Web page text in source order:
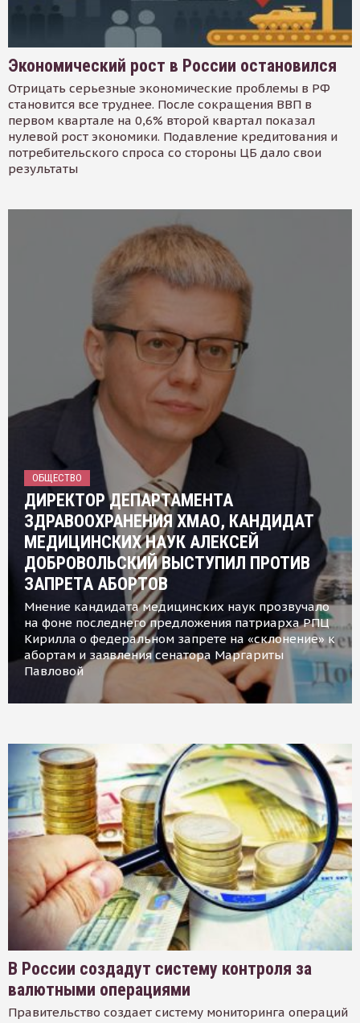
Экономический рост в России остановился
Отрицать серьезные экономические проблемы в РФ
становится все труднее. После сокращения ВВП в
первом квартале на 0,6% второй квартал показал
нулевой рост экономики. Подавление кредитования и
потребительского спроса со стороны ЦБ дало свои
результаты
ОБЩЕСТВО
ДИРЕКТОР ДЕПАРТАМЕНТА
ЗДРАВООХРАНЕНИЯ ХМАО, КАНДИДАТ
МЕДИЦИНСКИХ НАУК АЛЕКСЕЙ
ДОБРОВОЛЬСКИЙ ВЫСТУПИЛ ПРОТИВ
ЗАПРЕТА АБОРТОВ
Мнение кандидата медицинских наук прозвучало
на фоне последнего предложения патриарха РПЦ
Кирилла о федеральном запрете на «склонение» к
абортам и заявления сенатора Маргариты
Павловой
В России создадут систему контроля за
валютными операциями
Правительство создает систему мониторинга операций